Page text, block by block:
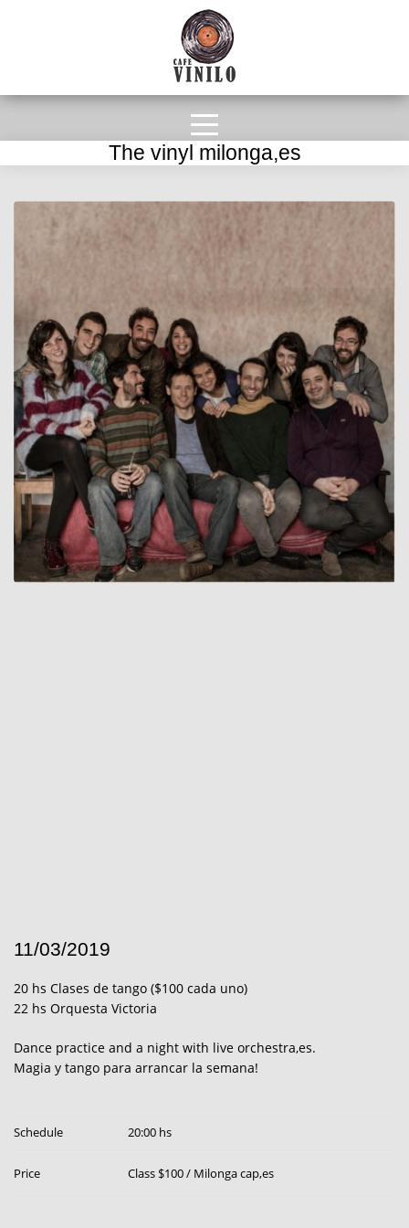
The vinyl milonga,es
11/03/2019
20 hs Clases de tango ($100 cada uno)
22 hs Orquesta Victoria
Dance practice and a night with live orchestra,es.
Magia y tango para arrancar la semana!
Schedule 20:00 hs
Price Class $100 / Milonga cap,es